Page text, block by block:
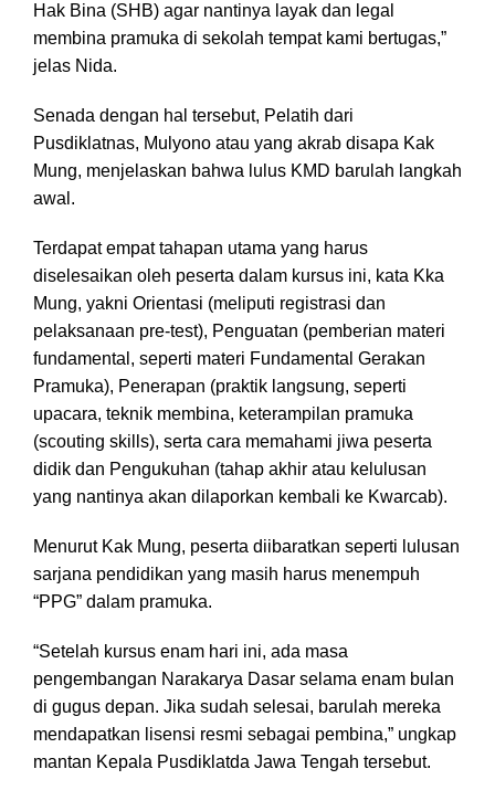
Hak Bina (SHB) agar nantinya layak dan legal
membina pramuka di sekolah tempat kami bertugas,”
jelas Nida.
Senada dengan hal tersebut, Pelatih dari
Pusdiklatnas, Mulyono atau yang akrab disapa Kak
Mung, menjelaskan bahwa lulus KMD barulah langkah
awal.
Terdapat empat tahapan utama yang harus
diselesaikan oleh peserta dalam kursus ini, kata Kka
Mung, yakni Orientasi (meliputi registrasi dan
pelaksanaan pre-test), Penguatan (pemberian materi
fundamental, seperti materi Fundamental Gerakan
Pramuka), Penerapan (praktik langsung, seperti
upacara, teknik membina, keterampilan pramuka
(scouting skills), serta cara memahami jiwa peserta
didik dan Pengukuhan (tahap akhir atau kelulusan
yang nantinya akan dilaporkan kembali ke Kwarcab).
Menurut Kak Mung, peserta diibaratkan seperti lulusan
sarjana pendidikan yang masih harus menempuh
“PPG” dalam pramuka.
“Setelah kursus enam hari ini, ada masa
pengembangan Narakarya Dasar selama enam bulan
di gugus depan. Jika sudah selesai, barulah mereka
mendapatkan lisensi resmi sebagai pembina,” ungkap
mantan Kepala Pusdiklatda Jawa Tengah tersebut.